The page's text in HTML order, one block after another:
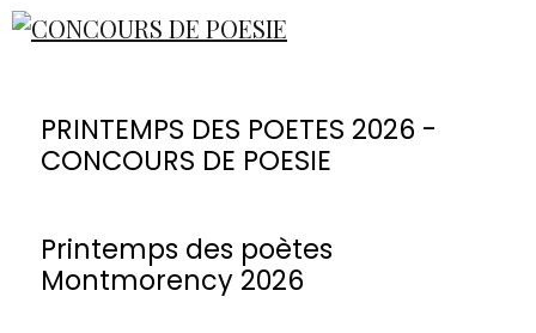
PRINTEMPS DES POETES 2026 -
CONCOURS DE POESIE
Printemps des poètes
Montmorency 2026